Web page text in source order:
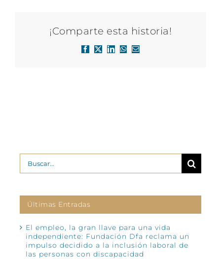
¡Comparte esta historia!
Facebook
X LinkedInWhatsApp
Correo
Buscar:
Últimas Entradas
El empleo, la gran llave para una vida
independiente: Fundación Dfa reclama un
impulso decidido a la inclusión laboral de
las personas con discapacidad